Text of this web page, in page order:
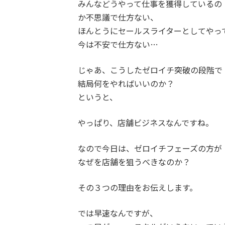
みんなどうやって仕事を獲得しているの
か不思議で仕方ない、
ほんとうにセールスライターとしてやっ
今は不安で仕方ない…
じゃあ、こうしたゼロイチ突破の段階で
結局何をやればいいのか？
というと、
やっぱり、店舗ビジネスなんですね。
なので今日は、ゼロイチフェーズの方が
なぜを店舗を狙うべきなのか？
その３つの理由をお伝えします。
では早速なんですが、